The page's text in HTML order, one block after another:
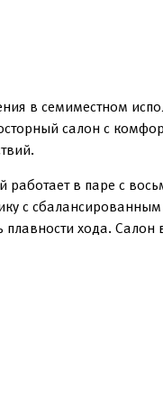
в семиместном
салон с
в паре с
с
хода.